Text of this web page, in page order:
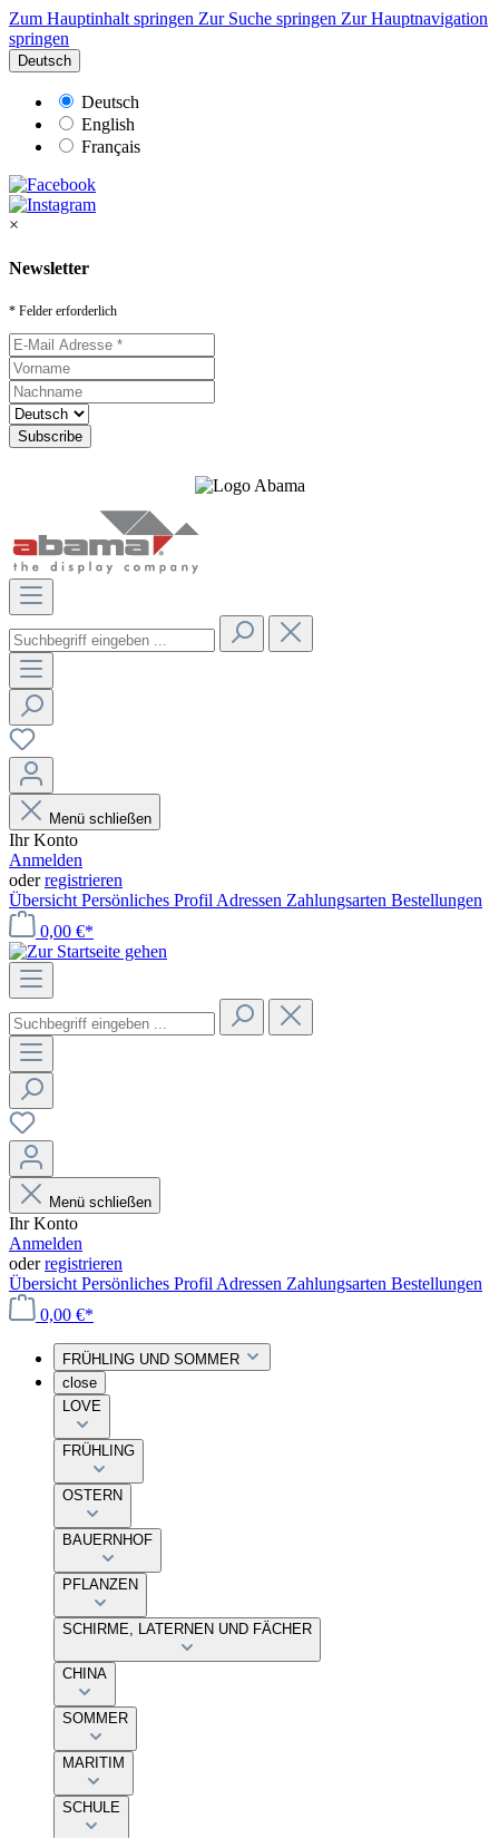
Zum Hauptinhalt springen Zur Suche springen Zur Hauptnavigation
springen
Deutsch
Deutsch
English
Français
×
Newsletter
* Felder erforderlich
Menü schließen
Ihr Konto
Anmelden
oderregistrieren
Übersicht Persönliches Profil Adressen Zahlungsarten Bestellungen
0,00 €*
Menü schließen
Ihr Konto
Anmelden
oderregistrieren
Übersicht Persönliches Profil Adressen Zahlungsarten Bestellungen
0,00 €*
FRÜHLING UND SOMMER
close
LOVE
FRÜHLING
OSTERN
BAUERNHOF
PFLANZEN
SCHIRME, LATERNEN UND FÄCHER
CHINA
SOMMER
MARITIM
SCHULE